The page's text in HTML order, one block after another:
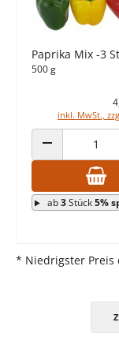
Paprika Mix -3
500 g
inkl. MwSt.,
ANZAHL
ab3Stück5%
* Niedrigster Preis